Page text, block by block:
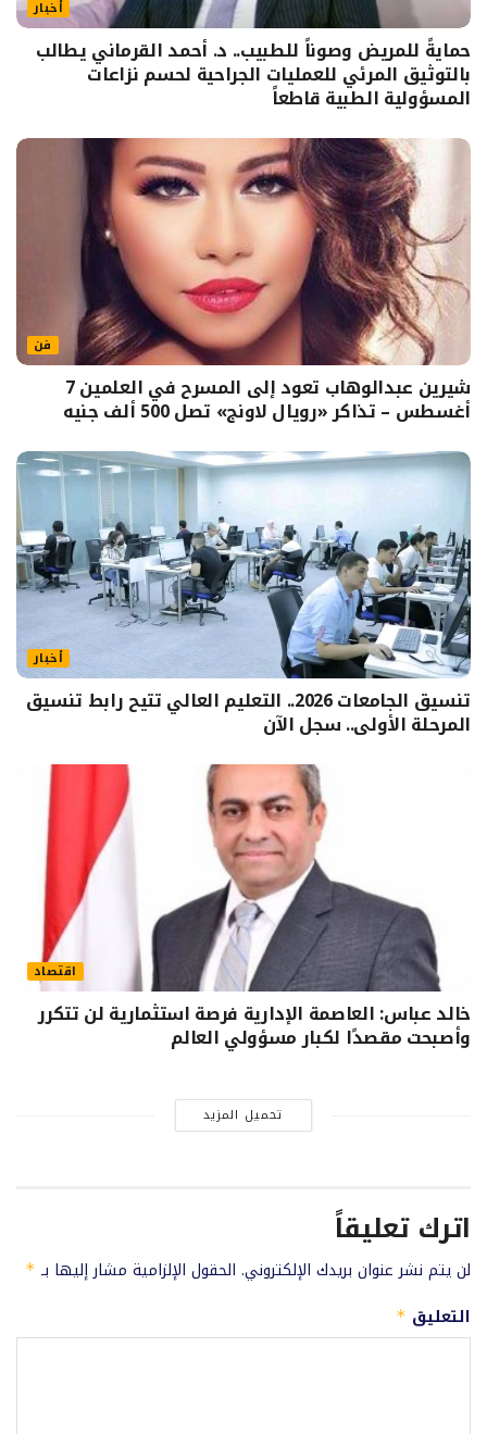
أخبار
حمايةً للمريض وصوناً للطبيب.. د. أحمد القرماني يطالب
بالتوثيق المرئي للعمليات الجراحية لحسم نزاعات
المسؤولية الطبية قاطعاً
فن
شيرين عبدالوهاب تعود إلى المسرح في العلمين 7
أغسطس – تذاكر «رويال لاونج» تصل 500 ألف جنيه
أخبار
تنسيق الجامعات 2026.. التعليم العالي تتيح رابط تنسيق
المرحلة الأولى.. سجل الآن
اقتصاد
خالد عباس: العاصمة الإدارية فرصة استثمارية لن تتكرر
وأصبحت مقصدًا لكبار مسؤولي العالم
تحميل المزيد
اترك تعليقاً
لن يتم نشر عنوان بريدك الإلكتروني. الحقول الإلزامية مشار إليها بـ *
التعليق *